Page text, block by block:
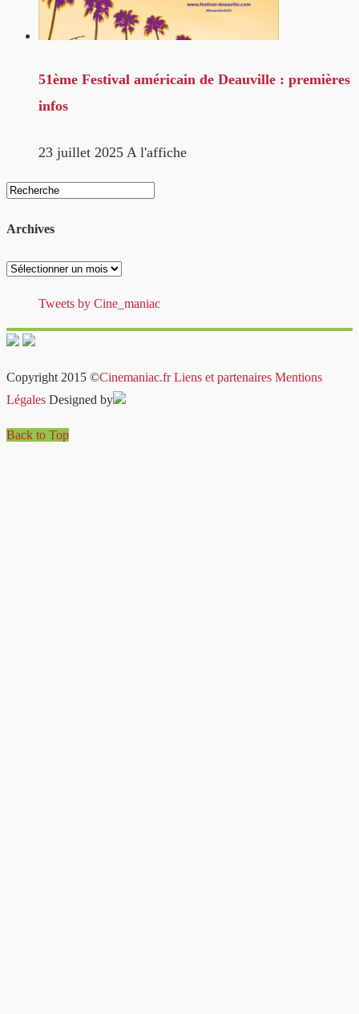
51ème Festival américain de Deauville : premières
infos
23 juillet 2025 A l'affiche
Archives
Archives
Tweets by Cine_maniac
Copyright 2015 ©Cinemaniac.fr Liens et partenaires Mentions
Légales Designed by
Back to Top